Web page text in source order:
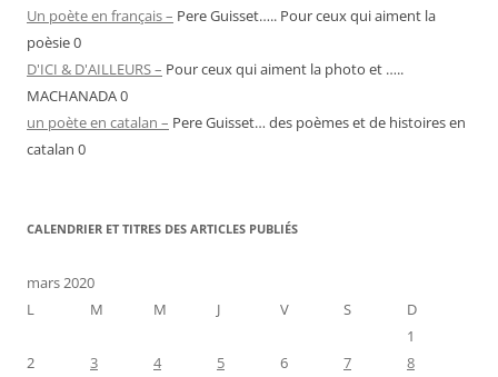
Un poète en français – Pere Guisset….. Pour ceux qui aiment la
poèsie 0
D'ICI & D'AILLEURS – Pour ceux qui aiment la photo et …..
MACHANADA 0
un poète en catalan – Pere Guisset… des poèmes et de histoires en
catalan 0
CALENDRIER ET TITRES DES ARTICLES PUBLIÉS
mars 2020
L
M M J V S
D
1
2
3 4 5 6 7
8